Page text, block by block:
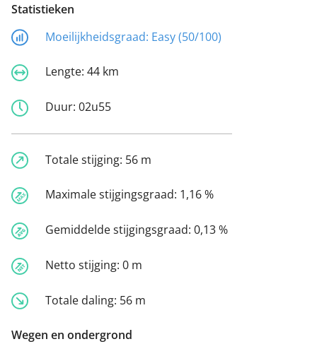
Statistieken
Moeilijkheidsgraad: Easy (50/100)
Lengte: 44 km
Duur: 02u55
Totale stijging: 56 m
Maximale stijgingsgraad: 1,16 %
Gemiddelde stijgingsgraad: 0,13 %
Netto stijging: 0 m
Totale daling: 56 m
Wegen en ondergrond